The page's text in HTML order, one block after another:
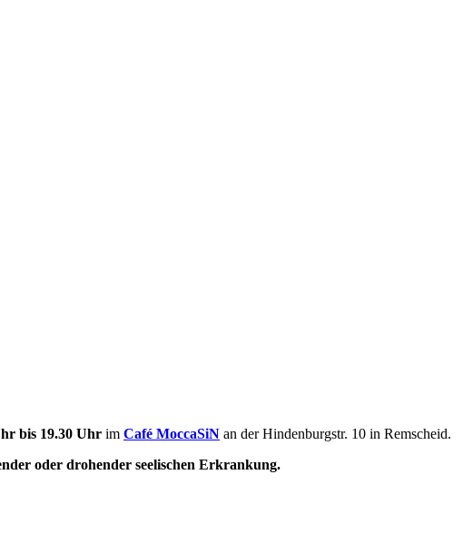
bis 19.30 Uhr im Café MoccaSiN an der Hindenburgstr. 10 in Remscheid.
oder drohender seelischen Erkrankung.